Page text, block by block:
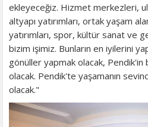
ekleyeceğiz. Hizmet merkezleri,
altyapı yatırımları, ortak yaşam
yatırımları, spor, kültür sanat ve
bizim işimiz. Bunların en iyilerini
gönüller yapmak olacak,
olacak. Pendik'te yaşamanın
olacak."